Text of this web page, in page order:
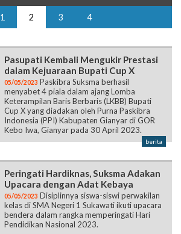
1 2 3 4
Pasupati Kembali Mengukir Prestasi
dalam Kejuaraan Bupati Cup X
05/05/2023 Paskibra Suksma berhasil
menyabet 4 piala dalam ajang Lomba
Keterampilan Baris Berbaris (LKBB) Bupati
Cup X yang diadakan oleh Purna Paskibra
Indonesia (PPI) Kabupaten Gianyar di GOR
Kebo Iwa, Gianyar pada 30 April 2023.
berita
Peringati Hardiknas, Suksma Adakan
Upacara dengan Adat Kebaya
05/05/2023 Disiplinnya siswa-siswi perwakilan
kelas di SMA Negeri 1 Sukawati ikuti upacara
bendera dalam rangka memperingati Hari
Pendidikan Nasional 2023.